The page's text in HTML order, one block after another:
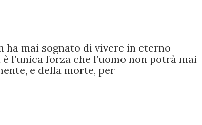
ha mai sognato di vivere in eterno
l’unica forza che l’uomo non potrà mai
e della morte, per